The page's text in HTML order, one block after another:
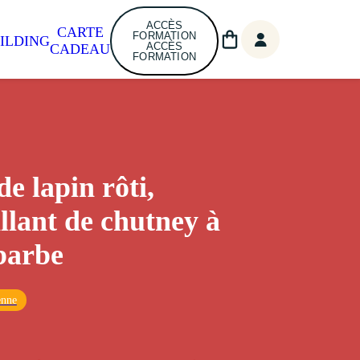
CARTE
CADEAU
ACCÈS
FORMATION
ACCÈS
FORMATION
lapin rôti,
de chutney à